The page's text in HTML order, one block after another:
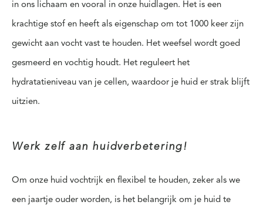
in ons lichaam en vooral in onze huidlagen. Het is een
krachtige stof en heeft als eigenschap om tot 1000 keer zijn
gewicht aan vocht vast te houden. Het weefsel wordt goed
gesmeerd en vochtig houdt. Het reguleert het
hydratatieniveau van je cellen, waardoor je huid er strak blijft
uitzien.
Werk zelf aan huidverbetering!
Om onze huid vochtrijk en flexibel te houden, zeker als we
een jaartje ouder worden, is het belangrijk om je huid te